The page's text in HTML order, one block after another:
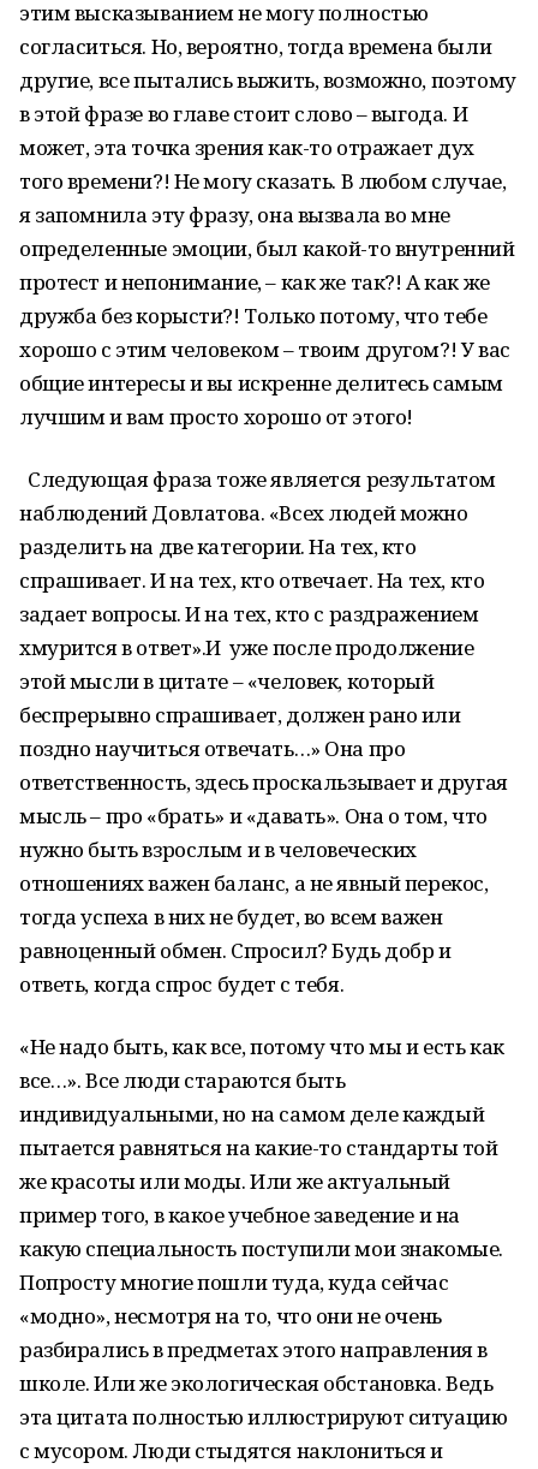
этим высказыванием не могу полностью
согласиться. Но, вероятно, тогда времена были
другие, все пытались выжить, возможно, поэтому
в этой фразе во главе стоит слово – выгода. И
может, эта точка зрения как-то отражает дух
того времени?! Не могу сказать. В любом случае,
я запомнила эту фразу, она вызвала во мне
определенные эмоции, был какой-то внутренний
протест и непонимание, – как же так?! А как же
дружба без корысти?! Только потому, что тебе
хорошо с этим человеком – твоим другом?! У вас
общие интересы и вы искренне делитесь самым
лучшим и вам просто хорошо от этого!
Следующая фраза тоже является результатом
наблюдений Довлатова. «Всех людей можно
разделить на две категории. На тех, кто
спрашивает. И на тех, кто отвечает. На тех, кто
задает вопросы. И на тех, кто с раздражением
хмурится в ответ».И уже после продолжение
этой мысли в цитате – «человек, который
беспрерывно спрашивает, должен рано или
поздно научиться отвечать…» Она про
ответственность, здесь проскальзывает и другая
мысль – про «брать» и «давать». Она о том, что
нужно быть взрослым и в человеческих
отношениях важен баланс, а не явный перекос,
тогда успеха в них не будет, во всем важен
равноценный обмен. Спросил? Будь добр и
ответь, когда спрос будет с тебя.
«Не надо быть, как все, потому что мы и есть как
все…». Все люди стараются быть
индивидуальными, но на самом деле каждый
пытается равняться на какие-то стандарты той
же красоты или моды. Или же актуальный
пример того, в какое учебное заведение и на
какую специальность поступили мои знакомые.
Попросту многие пошли туда, куда сейчас
«модно», несмотря на то, что они не очень
разбирались в предметах этого направления в
школе. Или же экологическая обстановка. Ведь
эта цитата полностью иллюстрируют ситуацию
с мусором. Люди стыдятся наклониться и